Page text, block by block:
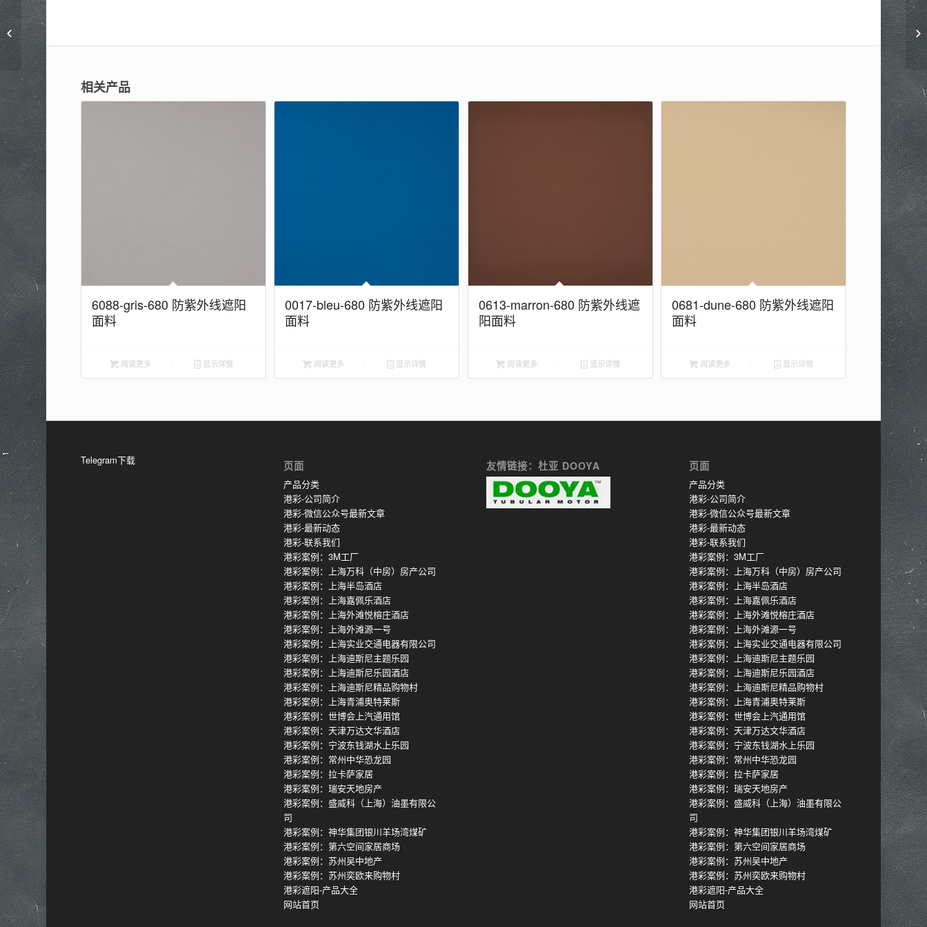
相关产品
6088-gris-680 防紫外线遮阳
面料
阅读更多 显示详情
0017-bleu-680 防紫外线遮阳
面料
阅读更多 显示详情
0613-marron-680 防紫外线遮
阳面料
阅读更多 显示详情
0681-dune-680 防紫外线遮阳
面料
阅读更多 显示详情
Telegram下载 页面
产品分类
港彩-公司简介
港彩-微信公众号最新文章
港彩-最新动态
港彩-联系我们
港彩案例：3M工厂
港彩案例：上海万科（中房）房产公司
港彩案例：上海半岛酒店
港彩案例：上海嘉佩乐酒店
港彩案例：上海外滩悦榕庄酒店
港彩案例：上海外滩源一号
港彩案例：上海实业交通电器有限公司
港彩案例：上海迪斯尼主题乐园
港彩案例：上海迪斯尼乐园酒店
港彩案例：上海迪斯尼精品购物村
港彩案例：上海青浦奥特莱斯
港彩案例：世博会上汽通用馆
港彩案例：天津万达文华酒店
港彩案例：宁波东钱湖水上乐园
港彩案例：常州中华恐龙园
港彩案例：拉卡萨家居
港彩案例：瑞安天地房产
港彩案例：盛威科（上海）油墨有限公
司
港彩案例：神华集团银川羊场湾煤矿
港彩案例：第六空间家居商场
港彩案例：苏州吴中地产
港彩案例：苏州奕欧来购物村
港彩遮阳-产品大全
网站首页
友情链接：杜亚 DOOYA 页面
产品分类
港彩-公司简介
港彩-微信公众号最新文章
港彩-最新动态
港彩-联系我们
港彩案例：3M工厂
港彩案例：上海万科（中房）房产公司
港彩案例：上海半岛酒店
港彩案例：上海嘉佩乐酒店
港彩案例：上海外滩悦榕庄酒店
港彩案例：上海外滩源一号
港彩案例：上海实业交通电器有限公司
港彩案例：上海迪斯尼主题乐园
港彩案例：上海迪斯尼乐园酒店
港彩案例：上海迪斯尼精品购物村
港彩案例：上海青浦奥特莱斯
港彩案例：世博会上汽通用馆
港彩案例：天津万达文华酒店
港彩案例：宁波东钱湖水上乐园
港彩案例：常州中华恐龙园
港彩案例：拉卡萨家居
港彩案例：瑞安天地房产
港彩案例：盛威科（上海）油墨有限公
司
港彩案例：神华集团银川羊场湾煤矿
港彩案例：第六空间家居商场
港彩案例：苏州吴中地产
港彩案例：苏州奕欧来购物村
港彩遮阳-产品大全
网站首页
7264-Ocean-680 防紫外
线遮阳面料